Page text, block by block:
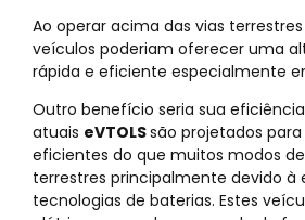
Ao operar acima das vias
veículos poderiam oferecer uma
rápida e eficiente especialmente
Outro benefício seria sua
atuais eVTOLSsão projetados
eficientes do que muitos modos
terrestres principalmente devido à
tecnologias de baterias. Estes